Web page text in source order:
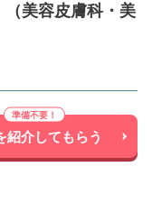
美容皮膚科・美
紹介してもらう